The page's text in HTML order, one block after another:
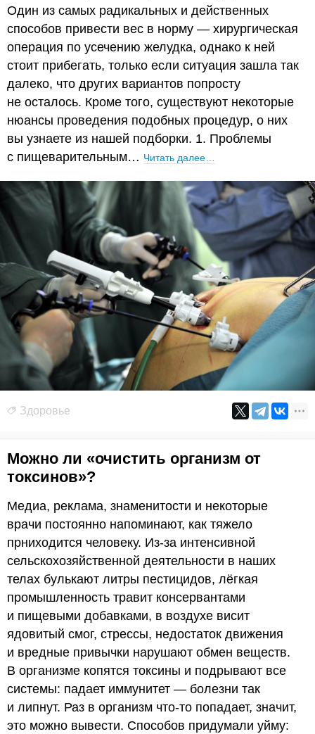
Один из самых радикальных и действенных
способов привести вес в норму — хирургическая
операция по усечению желудка, однако к ней
стоит прибегать, только если ситуация зашла так
далеко, что других вариантов попросту
не осталось. Кроме того, существуют некоторые
нюансы проведения подобных процедур, о них
вы узнаете из нашей подборки. 1. Проблемы
с пищеварительным… Читать далее…
Здоровье
Можно ли «очистить организм от
токсинов»?
Медиа, реклама, знаменитости и некоторые
врачи постоянно напоминают, как тяжело
прниходится человеку. Из-за интенсивной
сельскохозяйственной деятельности в наших
телах булькают литры пестицидов, лёгкая
промышленность травит консервантами
и пищевыми добавками, в воздухе висит
ядовитый смог, стрессы, недостаток движения
и вредные привычки нарушают обмен веществ.
В организме копятся токсины и подрывают все
системы: падает иммунитет — болезни так
и липнут. Раз в организм что-то попадает, значит,
это можно вывести. Способов придумали уйму: